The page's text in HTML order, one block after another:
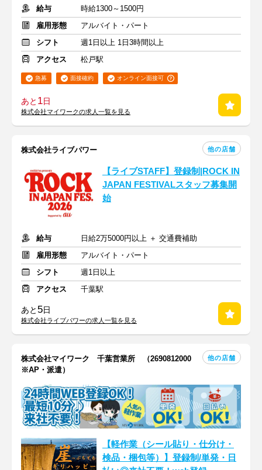
給与
時給1300～1500円
雇用形態
アルバイト・パート
シフト
週1日以上 1日3時間以上
アクセス
松戸駅
急募 面接確約 オンライン面接可
あと 1日
株式会社マイワークの求人一覧を見る
株式会社ライブパワー 他の店舗
【ライブSTAFF】登録制|ROCK IN
JAPAN FESTIVALスタッフ募集開
始
給与
日給2万5000円以上 ＋ 交通費補助
雇用形態
アルバイト・パート
シフト
週1日以上
アクセス
千葉駅
あと 5日
株式会社ライブパワーの求人一覧を見る
株式会社マイワーク 千葉営業所 （2690812000
※AP・派遣）
他の店舗
【軽作業（シール貼り・仕分け・
検品・梱包等）】登録制/単発・日